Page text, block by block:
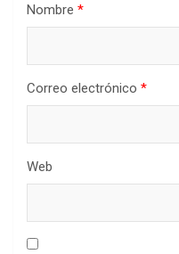
Nombre *
Correo electrónico *
Web